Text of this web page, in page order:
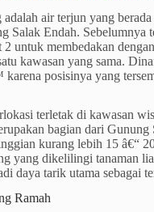
air terjun yang
Salak Endah. Sebelumnya
untuk membedakan
kawasan yang sama.
posisinya yang
terletak di kawasan
bagian dari
kurang lebih 15 â€“
yang dikelilingi tanaman
daya tarik utama sebagai
Ramah